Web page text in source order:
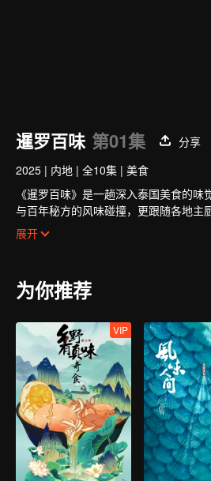
暹罗百味 第01集
分享
2025 | 内地 | 全10集 | 美食
《暹罗百味》是一趟深入泰国美食的
与百年秘方的风味碰撞，更跟随各地主
略每一道泰国菜背后，最炽热、最原汁
展开
为你推荐
VIP